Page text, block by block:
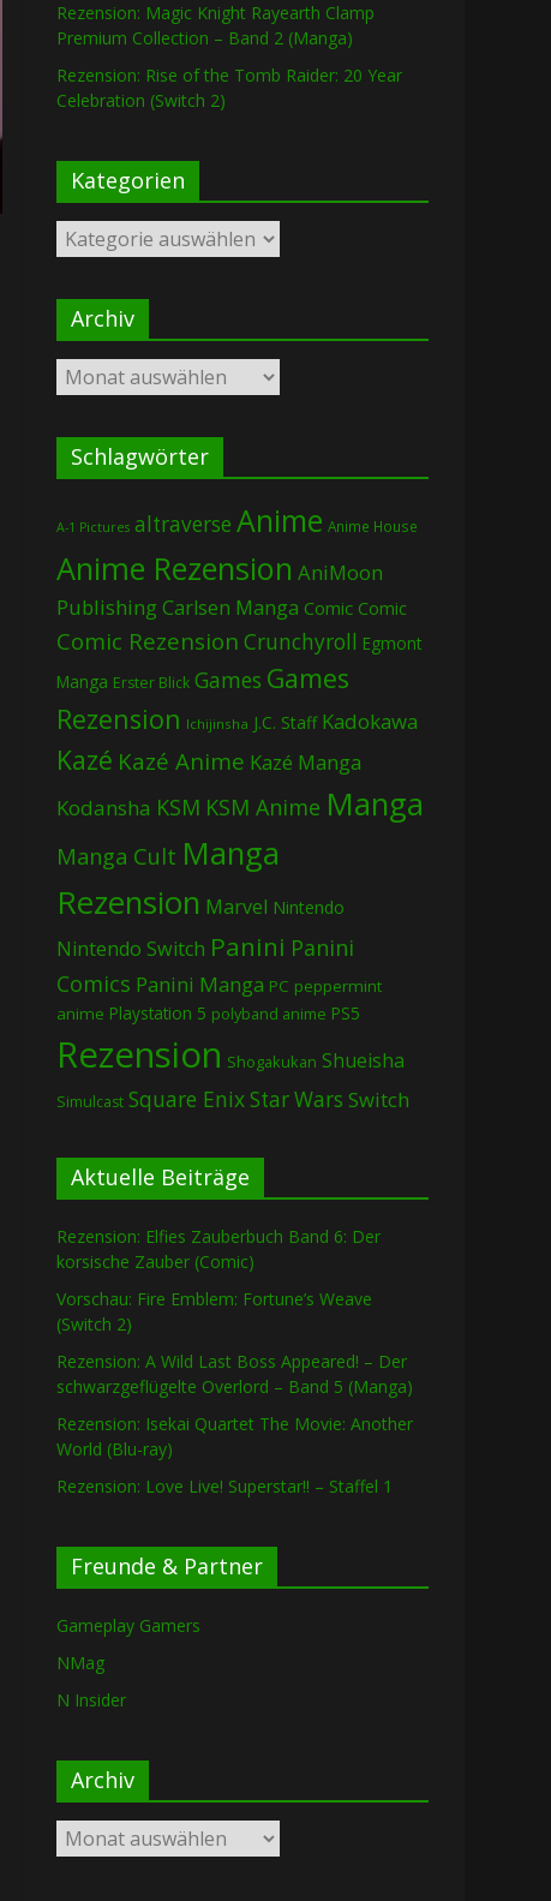
Rezension: Magic Knight Rayearth Clamp
Premium Collection – Band 2 (Manga)
Rezension: Rise of the Tomb Raider: 20 Year
Celebration (Switch 2)
Kategorien
Kategorien
Archiv
Archiv
Schlagwörter
A-1 Pictures altraverse Anime Anime House
Anime Rezension AniMoon
PublishingCarlsen Manga Comic Comic
Comic Rezension Crunchyroll Egmont
Manga Erster Blick Games Games
Rezension Ichijinsha J.C. Staff Kadokawa
Kazé Kazé Anime Kazé Manga
Kodansha KSM KSM Anime Manga
Manga Cult Manga
Rezension Marvel Nintendo
Nintendo Switch Panini Panini
Comics Panini Manga PC peppermint
anime Playstation 5 polyband anime PS5
Rezension Shogakukan Shueisha
Simulcast Square EnixStar Wars Switch
Aktuelle Beiträge
Rezension: Elfies Zauberbuch Band 6: Der
korsische Zauber (Comic)
Vorschau: Fire Emblem: Fortune’s Weave
(Switch 2)
Rezension: A Wild Last Boss Appeared! – Der
schwarzgeflügelte Overlord – Band 5 (Manga)
Rezension: Isekai Quartet The Movie: Another
World (Blu-ray)
Rezension: Love Live! Superstar!! – Staffel 1
Freunde & Partner
Gameplay Gamers
NMag
N Insider
Archiv
Archiv